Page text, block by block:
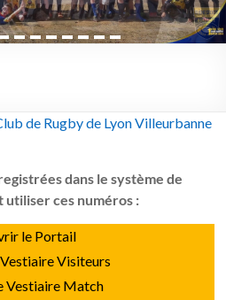
de Rugby de Lyon Villeurbanne
dans le système de
utiliser ces numéros :
le Portail
Visiteurs
Vestiaire Match